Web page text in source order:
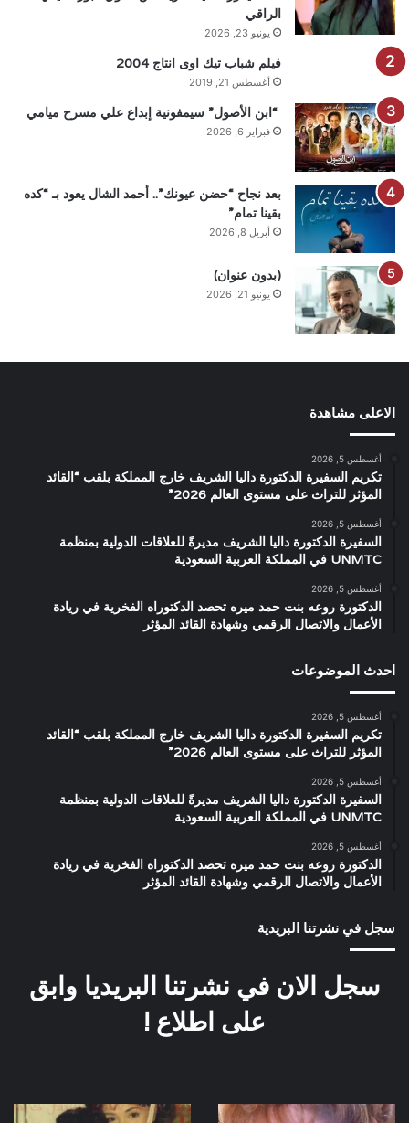
الراقي
يونيو 23, 2026
فيلم شباب تيك اوى انتاج 2004
أغسطس 21, 2019
“ابن الأصول” سيمفونية إبداع علي مسرح ميامي
فبراير 6, 2026
بعد نجاح “حضن عيونك”.. أحمد الشال يعود بـ “كده
بقينا تمام”
أبريل 8, 2026
(بدون عنوان)
يونيو 21, 2026
الاعلى مشاهدة
أغسطس 5, 2026
تكريم السفيرة الدكتورة داليا الشريف خارج المملكة بلقب “القائد
المؤثر للتراث على مستوى العالم 2026”
أغسطس 5, 2026
السفيرة الدكتورة داليا الشريف مديرةً للعلاقات الدولية بمنظمة
UNMTC في المملكة العربية السعودية
أغسطس 5, 2026
الدكتورة روعه بنت حمد ميره تحصد الدكتوراه الفخرية في ريادة
الأعمال والاتصال الرقمي وشهادة القائد المؤثر
احدث الموضوعات
أغسطس 5, 2026
تكريم السفيرة الدكتورة داليا الشريف خارج المملكة بلقب “القائد
المؤثر للتراث على مستوى العالم 2026”
أغسطس 5, 2026
السفيرة الدكتورة داليا الشريف مديرةً للعلاقات الدولية بمنظمة
UNMTC في المملكة العربية السعودية
أغسطس 5, 2026
الدكتورة روعه بنت حمد ميره تحصد الدكتوراه الفخرية في ريادة
الأعمال والاتصال الرقمي وشهادة القائد المؤثر
سجل في نشرتنا البريدية
سجل الان في نشرتنا البريديا وابق
على اطلاع !
صورة صورة